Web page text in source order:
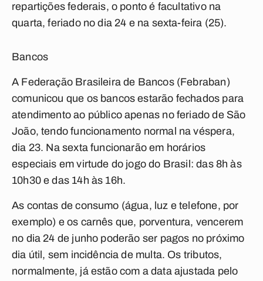
repartições federais, o ponto é facultativo na
quarta, feriado no dia 24 e na sexta-feira (25).
Bancos
A Federação Brasileira de Bancos (Febraban)
comunicou que os bancos estarão fechados para
atendimento ao público apenas no feriado de São
João, tendo funcionamento normal na véspera,
dia 23. Na sexta funcionarão em horários
especiais em virtude do jogo do Brasil: das 8h às
10h30 e das 14h às 16h.
As contas de consumo (água, luz e telefone, por
exemplo) e os carnês que, porventura, vencerem
no dia 24 de junho poderão ser pagos no próximo
dia útil, sem incidência de multa. Os tributos,
normalmente, já estão com a data ajustada pelo